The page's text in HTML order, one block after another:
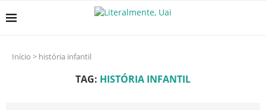
Início > história infantil
TAG: HISTÓRIA INFANTIL